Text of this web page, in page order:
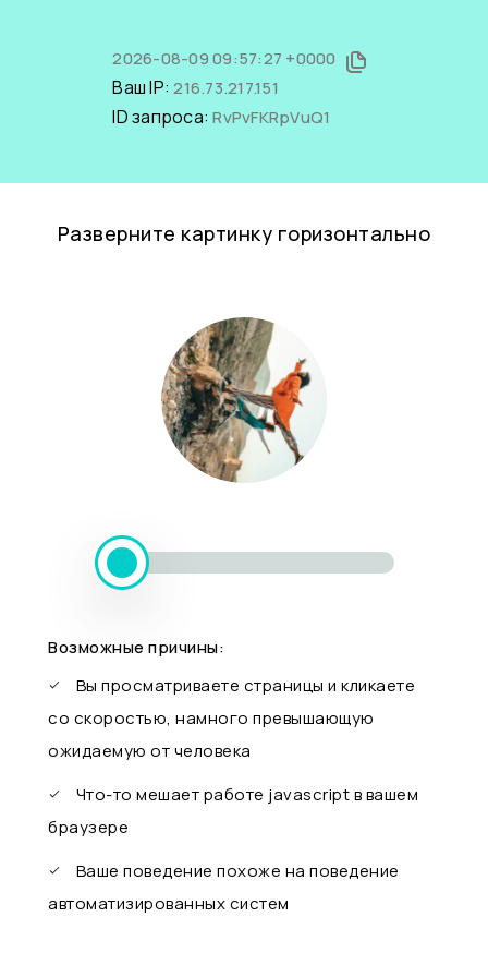
2026-08-09 09:57:27 +0000
Ваш IP:216.73.217.151
ID запроса:RvPvFKRpVuQ1
Разверните картинку горизонтально
Возможные причины:
Вы просматриваете страницы и кликаете
со скоростью, намного превышающую
ожидаемую от человека
Что-то мешает работе javascript в вашем
браузере
Ваше поведение похоже на поведение
автоматизированных систем